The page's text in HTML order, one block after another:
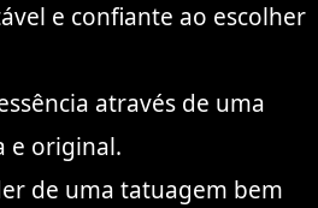
e confiante ao escolher
através de uma
e original.
de uma tatuagem bem